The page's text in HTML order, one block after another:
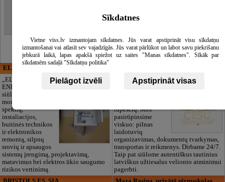
ELECTRIC ENERGY
„ELECTRIC
ENERGY Kandava“
siūlo pilną elektros
montavimo darbų
spektrą,
instaliacijos,
buitinės technikos
ir elektronikos
remontą, silpnų
srovių ir apsaugos
sistemų įrengimą, projektavimą,
matavimus bei elektros ūkio saugumo
rizikos vertinimą.
Pagarbus
rūpesčių. Mes
pasirūpinsime
viskuo: pilnas
laidotuvių
organizavimas, dokumentų tvarkymas,
transportas ir reikmenys. Dirbame 24/7.
Taip pat siūlome autentiškus tautinius
latviškus užtiesalus velionio atminimui
pagerbti.
Sīkdatnes
Vietne viss.lv izmantojam sīkdatnes. Jūs varat apstiprināt visu sīkdatņu
izmantošanai vai atlasīt sev vajadzīgās. Jūs varat pārlūkot un labot savu piekrišanu
jebkurā laikā, lapas apakšā spiežot uz saites "Manas sīkdatnes". Sīkāk par
sīkdatnēm sadaļā "Sīkdatņu politika"
Pielāgot izvēli Apstiprināt visas